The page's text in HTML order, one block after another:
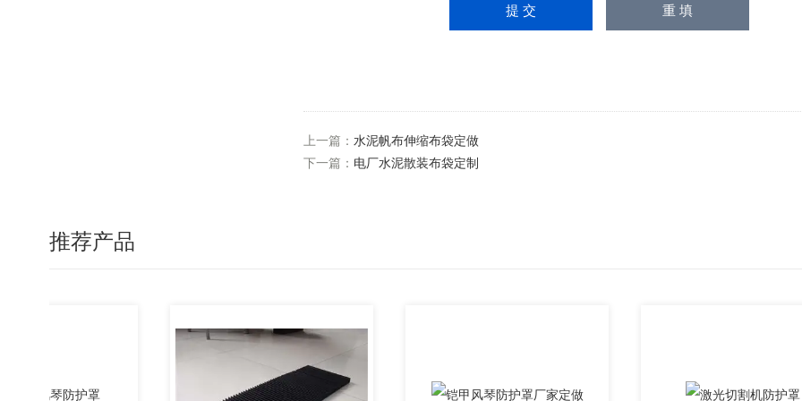
上一篇： 水泥帆布伸缩布袋定做
下一篇： 电厂水泥散装布袋定制
推荐产品